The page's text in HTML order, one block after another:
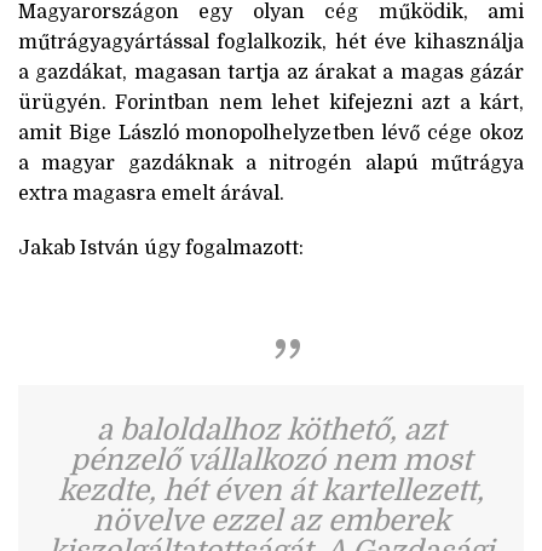
Magyarországon egy olyan cég működik, ami
műtrágyagyártással foglalkozik, hét éve kihasználja
a gazdákat, magasan tartja az árakat a magas gázár
ürügyén. Forintban nem lehet kifejezni azt a kárt,
amit Bige László monopolhelyzetben lévő cége okoz
a magyar gazdáknak a nitrogén alapú műtrágya
extra magasra emelt árával.
Jakab István úgy fogalmazott:
a baloldalhoz köthető, azt
pénzelő vállalkozó nem most
kezdte, hét éven át kartellezett,
növelve ezzel az emberek